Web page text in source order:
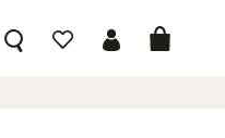
前へ 次へ